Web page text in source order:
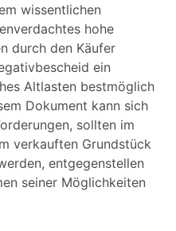
wissentlichen
hohe
durch den Käufer
ein
Altlasten bestmöglich
Dokument kann sich
sollten im
verkauften Grundstück
entgegenstellen
seiner Möglichkeiten